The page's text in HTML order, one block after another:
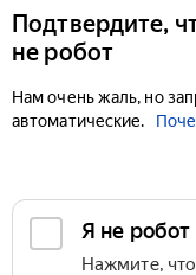
Подтвердите,
не робот
Нам очень жаль, но
автоматические.